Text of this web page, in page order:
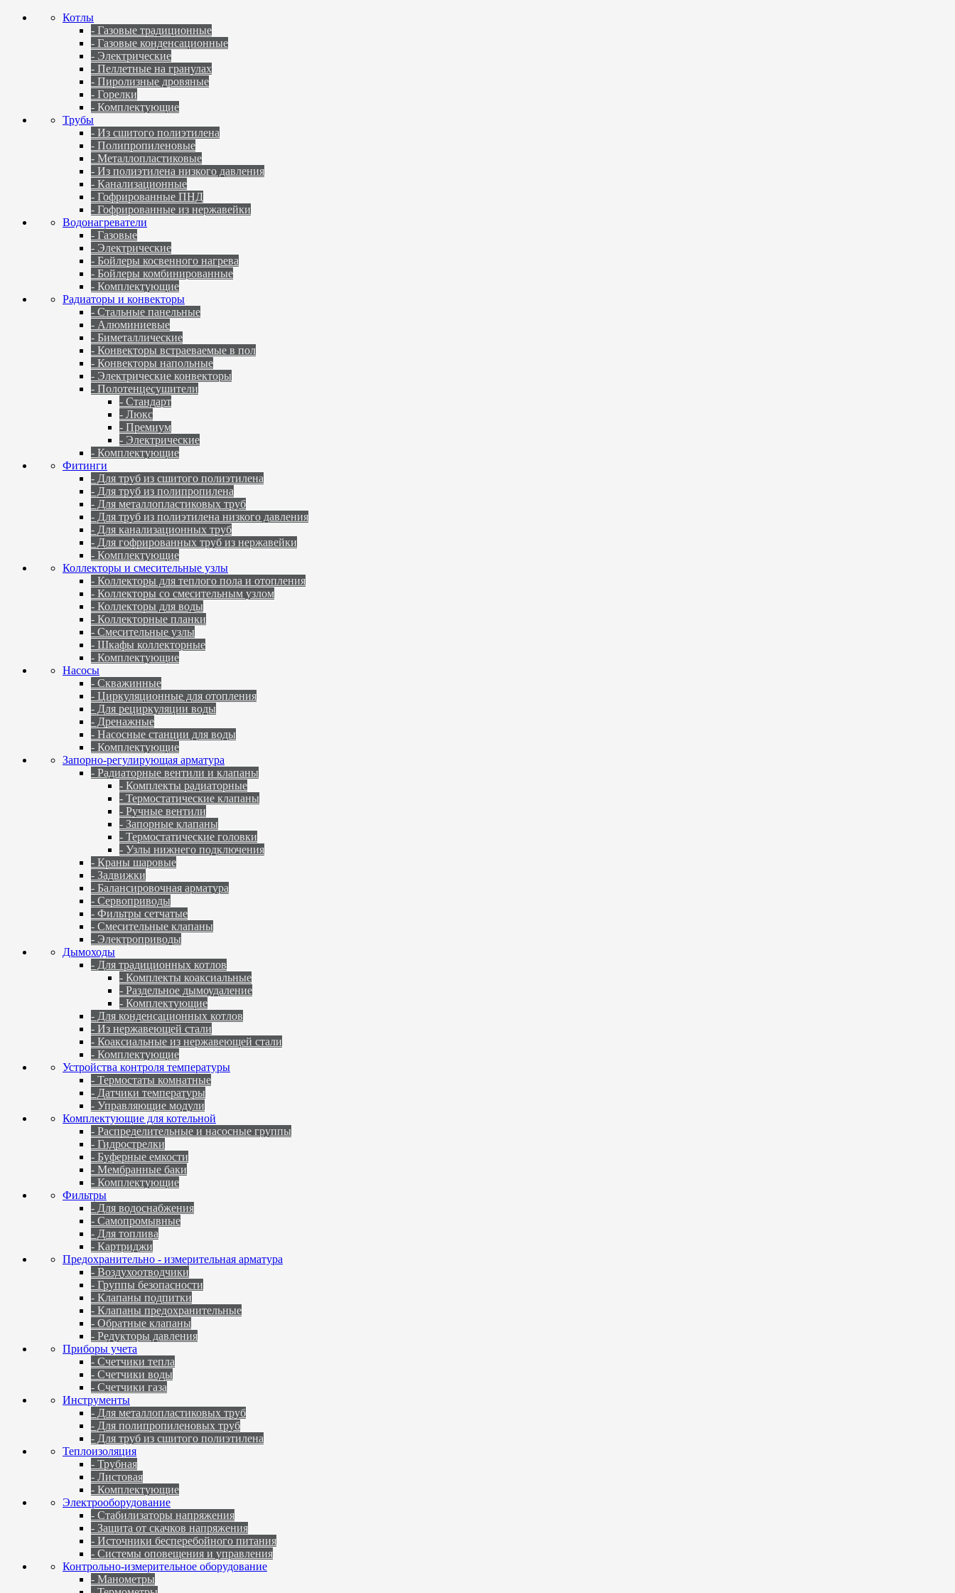
Котлы
- Газовые традиционные
- Газовые конденсационные
- Электрические
- Пеллетные на гранулах
- Пиролизные дровяные
- Горелки
- Комплектующие
Трубы
- Из сшитого полиэтилена
- Полипропиленовые
- Металлопластиковые
- Из полиэтилена низкого давления
- Канализационные
- Гофрированные ПНД
- Гофрированные из нержавейки
Водонагреватели
- Газовые
- Электрические
- Бойлеры косвенного нагрева
- Бойлеры комбинированные
- Комплектующие
Радиаторы и конвекторы
- Стальные панельные
- Алюминиевые
- Биметаллические
- Конвекторы встраеваемые в пол
- Конвекторы напольные
- Электрические конвекторы
- Полотенцесушители
- Стандарт
- Люкс
- Премиум
- Электрические
- Комплектующие
Фитинги
- Для труб из сшитого полиэтилена
- Для труб из полипропилена
- Для металлопластиковых труб
- Для труб из полиэтилена низкого давления
- Для канализационных труб
- Для гофрированных труб из нержавейки
- Комплектующие
Коллекторы и смесительные узлы
- Коллекторы для теплого пола и отопления
- Коллекторы со смесительным узлом
- Коллекторы для воды
- Коллекторные планки
- Смесительные узлы
- Шкафы коллекторные
- Комплектующие
Насосы
- Скважинные
- Циркуляционные для отопления
- Для рециркуляции воды
- Дренажные
- Насосные станции для воды
- Комплектующие
Запорно-регулирующая арматура
- Радиаторные вентили и клапаны
- Комплекты радиаторные
- Термостатические клапаны
- Ручные вентили
- Запорные клапаны
- Термостатические головки
- Узлы нижнего подключения
- Краны шаровые
- Задвижки
- Балансировочная арматура
- Сервоприводы
- Фильтры сетчатые
- Смесительные клапаны
- Электроприводы
Дымоходы
- Для традиционных котлов
- Комплекты коаксиальные
- Раздельное дымоудаление
- Комплектующие
- Для конденсационных котлов
- Из нержавеющей стали
- Коаксиальные из нержавеющей стали
- Комплектующие
Устройства контроля температуры
- Термостаты комнатные
- Датчики температуры
- Управляющие модули
Комплектующие для котельной
- Распределительные и насосные группы
- Гидрострелки
- Буферные емкости
- Мембранные баки
- Комплектующие
Фильтры
- Для водоснабжения
- Самопромывные
- Для топлива
- Картриджи
Предохранительно - измерительная арматура
- Воздухоотводчики
- Группы безопасности
- Клапаны подпитки
- Клапаны предохранительные
- Обратные клапаны
- Редукторы давления
Приборы учета
- Счетчики тепла
- Счетчики воды
- Счетчики газа
Инструменты
- Для металлопластиковых труб
- Для полипропиленовых труб
- Для труб из сшитого полиэтилена
Теплоизоляция
- Трубная
- Листовая
- Комплектующие
Электрооборудование
- Стабилизаторы напряжения
- Защита от скачков напряжения
- Источники бесперебойного питания
- Системы оповещения и управления
Контрольно-измерительное оборудование
- Манометры